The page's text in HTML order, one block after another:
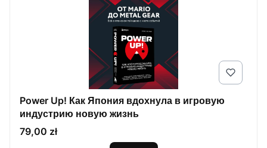
Power Up! Как Япония вдохнула в игровую
индустрию новую жизнь
Цена
79,00 zł